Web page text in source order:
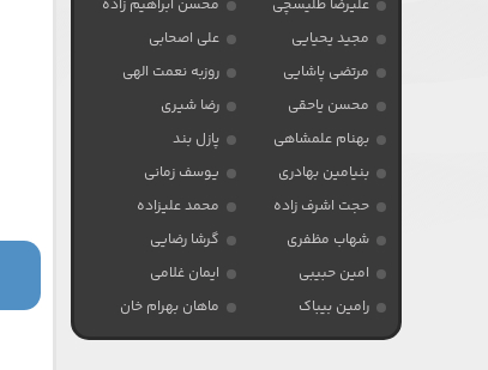
علیرضا طلیسچی
محسن ابراهیم زاده
مجید یحیایی
علی اصحابی
مرتضی پاشایی
روزبه نعمت الهی
محسن یاحقی
رضا شیری
بهنام علمشاهی
پازل بند
بنیامین بهادری
یوسف زمانی
حجت اشرف زاده
محمد علیزاده
شهاب مظفری
گرشا رضایی
امین حبیبی
ایمان غلامی
رامین بیباک
ماهان بهرام خان